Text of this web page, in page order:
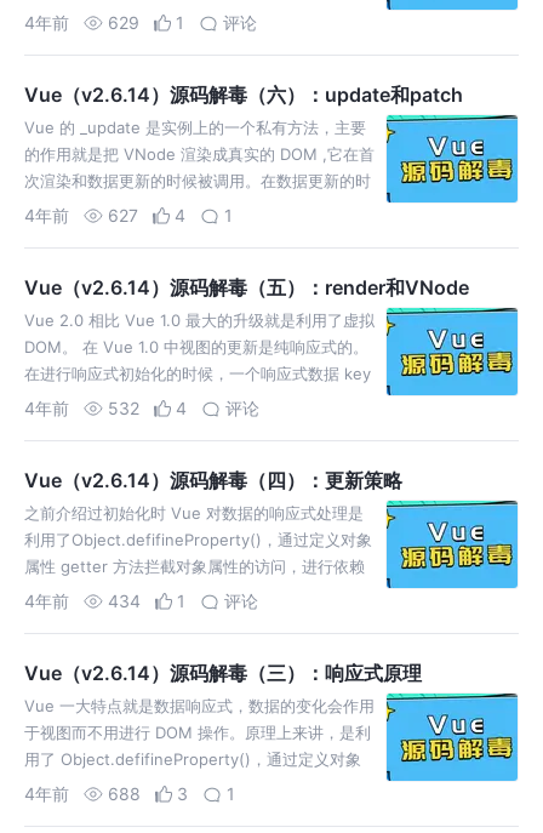
本。Runtime Only 版
4年前 629 1 评论
Vue（v2.6.14）源码解毒（六）：update和patch
Vue 的 _update 是实例上的一个私有方法，主要
的作用就是把 VNode 渲染成真实的 DOM ,它在首
次渲染和数据更新的时候被调用。在数据更新的时
候会发生新 VNode 和 旧 VNode
4年前 627 4 1
Vue（v2.6.14）源码解毒（五）：render和VNode
Vue 2.0 相比 Vue 1.0 最大的升级就是利用了虚拟
DOM。 在 Vue 1.0 中视图的更新是纯响应式的。
在进行响应式初始化的时候，一个响应式数据 key
会创建一个对应的 dep，这个
4年前 532 4 评论
Vue（v2.6.14）源码解毒（四）：更新策略
之前介绍过初始化时 Vue 对数据的响应式处理是
利用了Object.defifineProperty()，通过定义对象
属性 getter 方法拦截对象属性的访问，进行依赖
的收集，依赖收集的作用就是在数
4年前 434 1 评论
Vue（v2.6.14）源码解毒（三）：响应式原理
Vue 一大特点就是数据响应式，数据的变化会作用
于视图而不用进行 DOM 操作。原理上来讲，是利
用了 Object.defifineProperty()，通过定义对象
属性 setter 方法拦截对象属
4年前 688 3 1